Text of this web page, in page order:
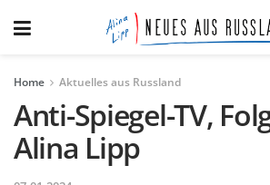
Home Aktuelles aus Russland
Anti-Spiegel-TV,
Alina Lipp